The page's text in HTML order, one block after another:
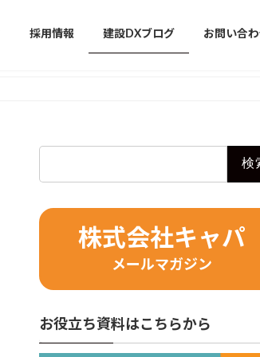
採用情報 建設DXブログ お問い合
株式会社キャパ
メールマガジン
お役立ち資料はこちらから